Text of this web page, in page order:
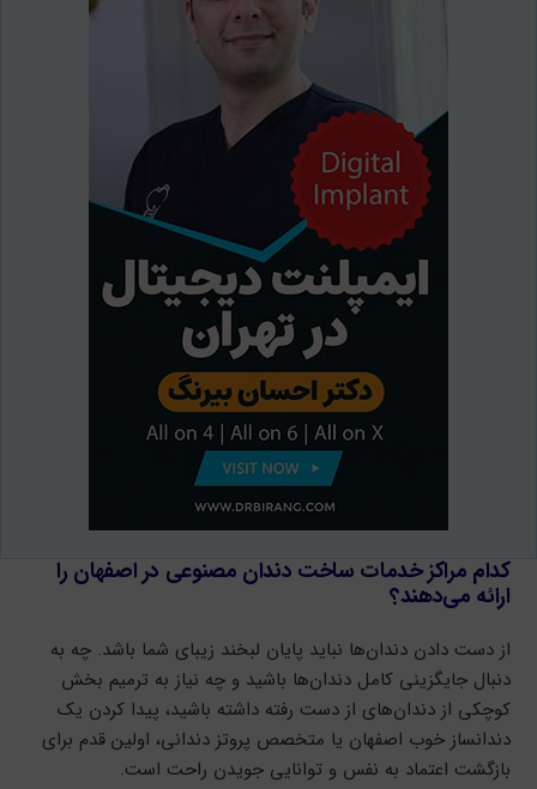
کدام مراکز خدمات ساخت دندان مصنوعی در اصفهان را
ارائه می‌دهند؟
از دست دادن دندان‌ها نباید پایان لبخند زیبای شما باشد. چه به
دنبال جایگزینی کامل دندان‌ها باشید و چه نیاز به ترمیم بخش
کوچکی از دندان‌های از دست رفته داشته باشید، پیدا کردن یک
دندانساز خوب اصفهان یا متخصص پروتز دندانی، اولین قدم برای
بازگشت اعتماد به نفس و توانایی جویدن راحت است.